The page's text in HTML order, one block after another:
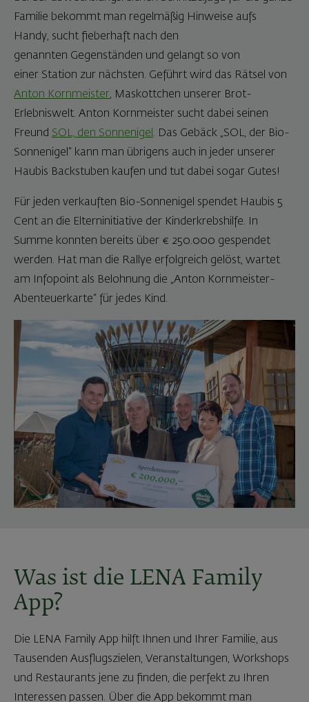
Familie bekommt man regelmäßig Hinweise aufs
Handy, sucht fieberhaft nach den
genannten Gegenständen und gelangt so von
einer Station zur nächsten. Geführt wird das Rätsel von
Anton Kornmeister, Maskottchen unserer Brot-
Erlebniswelt. Anton Kornmeister sucht dabei seinen
Freund SOL, den Sonnenigel . Das Gebäck „SOL, der Bio-
Sonnenigel“ kann man übrigens auch in jeder unserer
Haubis Backstuben kaufen und tut dabei sogar Gutes!
Für jeden verkauften Bio-Sonnenigel spendet Haubis 5
Cent an die Elterninitiative der Kinderkrebshilfe. In
Summe konnten bereits über € 250.000 gespendet
werden. Hat man die Rallye erfolgreich gelöst, wartet
am Infopoint als Belohnung die „Anton Kornmeister-
Abenteuerkarte“ für jedes Kind.
Was ist die LENA Family
App?
Die LENA Family App hilft Ihnen und Ihrer Familie, aus
Tausenden Ausflugszielen, Veranstaltungen, Workshops
und Restaurants jene zu finden, die perfekt zu Ihren
Interessen passen. Über die App bekommt man